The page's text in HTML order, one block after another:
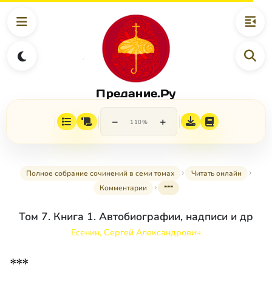
Предание.Ру
− 110% +
Полное собрание сочинений в семи томах
Читать онлайн
Комментарии
***
Том 7. Книга 1. Автобиографии, надписи и др
Есенин, Сергей Александрович
***